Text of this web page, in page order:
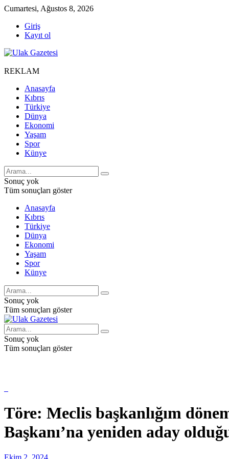
Cumartesi, Ağustos 8, 2026
Giriş
Kayıt ol
REKLAM
Anasayfa
Kıbrıs
Türkiye
Dünya
Ekonomi
Yaşam
Spor
Künye
Sonuç yok
Tüm sonuçları göster
Anasayfa
Kıbrıs
Türkiye
Dünya
Ekonomi
Yaşam
Spor
Künye
Sonuç yok
Tüm sonuçları göster
Sonuç yok
Tüm sonuçları göster
Töre: Meclis başkanlığım
Başkanı’na yeniden aday
Ekim 2, 2024